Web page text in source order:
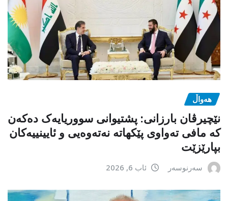
هەواڵ
نێچیرڤان بارزانی: پشتیوانی سووریایەک دەکەن
کە مافی تەواوی پێکهاتە نەتەوەیی و ئایینییەکان
بپارێزێت
سەرنوسەر ئاب 6, 2026